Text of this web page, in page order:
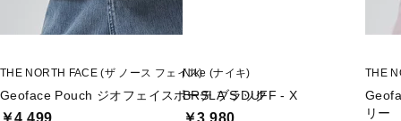
THE NORTH FACE (ザ ノース フェイス)
Geoface Pouch ジオフェイスポーチ ブラック
￥4,499
Nike (ナイキ)
BRSLA S DUFF - X
￥3,980
THE
リー